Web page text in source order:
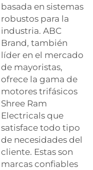
basada en sistemas
robustos para la
industria. ABC
Brand, también
líder en el mercado
de mayoristas,
ofrece la gama de
motores trifásicos
Shree Ram
Electricals que
satisface todo tipo
de necesidades del
cliente. Estas son
marcas confiables